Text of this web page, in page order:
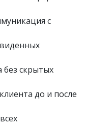
с
без скрытых
до и после